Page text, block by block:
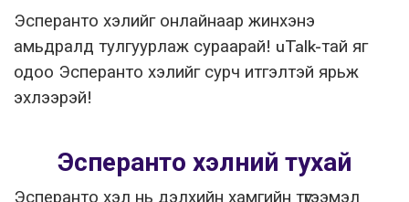
Эсперанто хэлийг онлайнаар жинхэнэ
амьдралд тулгуурлаж сураарай! uTalk-тай яг
одоо Эсперанто хэлийг сурч итгэлтэй ярьж
эхлээрэй!
Эсперанто хэлний тухай
Эсперанто хэл нь дэлхийн хамгийн түгээмэл